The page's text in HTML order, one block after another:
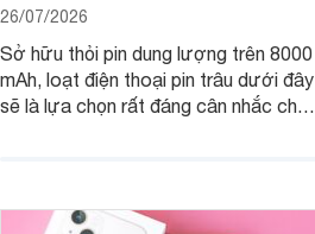
26/07/2026
Sở hữu thỏi pin dung lượng trên 8000
mAh, loạt điện thoại pin trâu dưới đây
sẽ là lựa chọn rất đáng cân nhắc cho